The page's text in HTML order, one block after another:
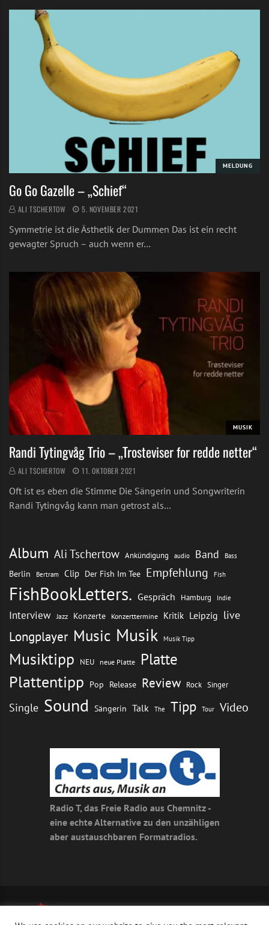
MELDUNG
Go Go Gazelle – „Schief“
ALI TSCHERTOW 5. NOVEMBER 2021
Symmetrie ist die Ästhetik der Dummen Das ist ein recht
gewagter Spruch – auch wenn er…
MUSIK
Randi Tytingvåg Trio – „Trosteviser for redde netter“
ALI TSCHERTOW 11. OKTOBER 2021
Oft ist es eben die Stimme Die Sängerin und Songwriterin
Randi Tytingvåg kann man getrost als…
Album Ali Tschertow Ankündigung audio Band Bass
Berlin Bertram Clip Der Fish Im Tee Empfehlung Fish
FishBookLetters. Gespräch Hamburg Indie
Interview Jazz Konzerte Konzerttermine Kritik Leipzig live
Longplayer Music Musik Musik Tipp
Musiktipp NEU neue Platte Platte
Plattentipp Pop Release Review Rock Singer
Single Sound Sängerin Talk The Tipp Tour Video
Radio T, das Freie Radio aus Chemnitz -
eine echte Alternative zu den unzähligen
aber austauschbaren Formatradios.